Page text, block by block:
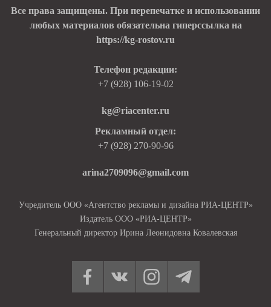
Все права защищены. При перепечатке и использовании
любых материалов обязательна гиперссылка на
https://kg-rostov.ru
Телефон редакции:
+7 (928) 106-19-02
kg@riacenter.ru
Рекламный отдел:
+7 (928) 270-90-96
arina2709096@gmail.com
Учредитель ООО «Агентство рекламы и дизайна РИА-ЦЕНТР»
Издатель ООО «РИА-ЦЕНТР»
Генеральный директор Ирина Леонидовна Ковалевская